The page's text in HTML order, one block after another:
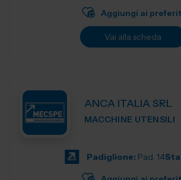
Aggiungi ai
Vai alla scheda
ANCA ITALIA SRL
MACCHINE UTENSILI
Padiglione: Pad. 14